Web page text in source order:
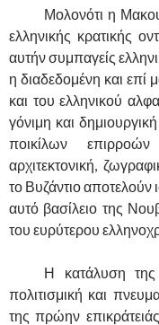
Μολονότι η
ελληνικής κρατικής
αυτήν συμπαγείς
η διαδεδομένη και
και του ελληνικού
γόνιμη και
ποικίλων
αρχιτεκτονική,
το Βυζάντιο αποτελούν
αυτό βασίλειο της
του ευρύτερου
Η κατάλυση
πολιτισμική και
της πρώην